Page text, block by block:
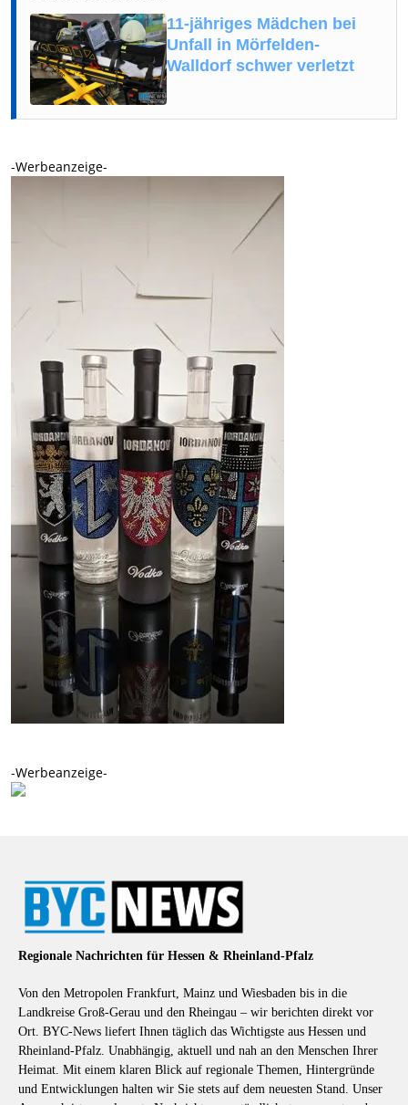
11-jähriges Mädchen bei
Unfall in Mörfelden-
Walldorf schwer verletzt
-Werbeanzeige-
-Werbeanzeige-
Regionale Nachrichten für Hessen & Rheinland-Pfalz
Von den Metropolen Frankfurt, Mainz und Wiesbaden bis in die
Landkreise Groß-Gerau und den Rheingau – wir berichten direkt vor
Ort. BYC-News liefert Ihnen täglich das Wichtigste aus Hessen und
Rheinland-Pfalz. Unabhängig, aktuell und nah an den Menschen Ihrer
Heimat. Mit einem klaren Blick auf regionale Themen, Hintergründe
und Entwicklungen halten wir Sie stets auf dem neuesten Stand. Unser